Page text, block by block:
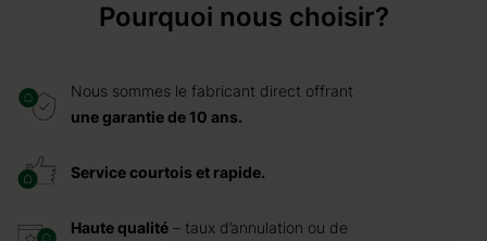
Pourquoi nous choisir?
Nous sommes le fabricant direct offrant
une garantie de 10 ans.
Service courtois et rapide.
Haute qualité – taux d’annulation ou de